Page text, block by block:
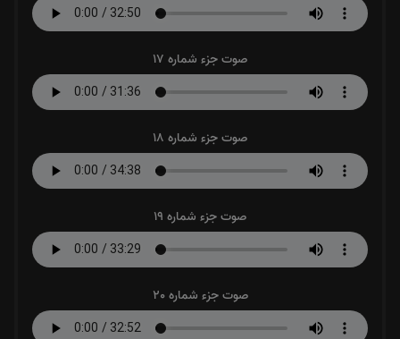
صوت جزء شماره 17
صوت جزء شماره 18
صوت جزء شماره 19
صوت جزء شماره 20